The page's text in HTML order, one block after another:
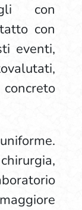
con
con
eventi,